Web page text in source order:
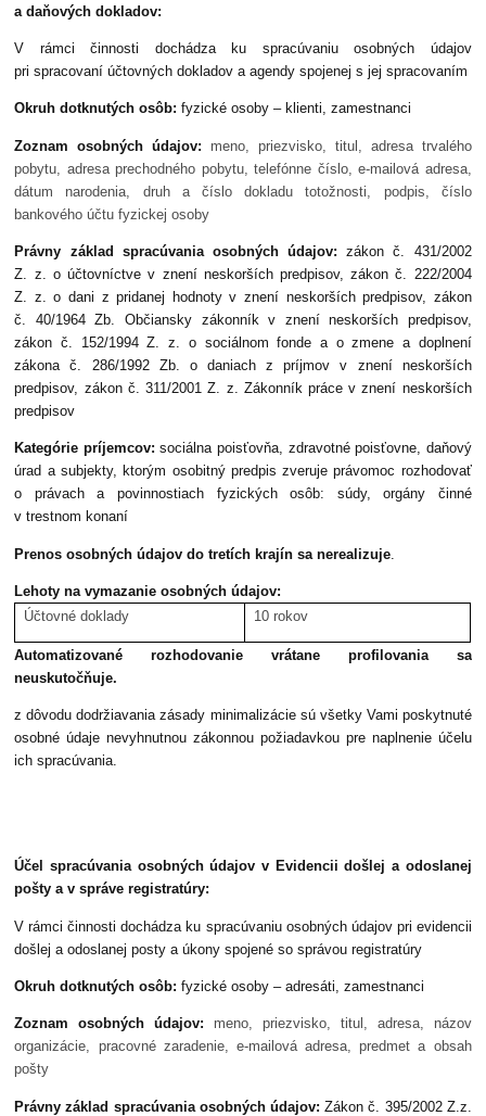
a daňových dokladov:
V rámci činnosti dochádza ku spracúvaniu osobných údajov
pri spracovaní účtovných dokladov a agendy spojenej s jej spracovaním
Okruh dotknutých osôb:fyzické osoby – klienti, zamestnanci
Zoznam osobných údajov: meno, priezvisko, titul, adresa trvalého
pobytu, adresa prechodného pobytu, telefónne číslo, e-mailová adresa,
dátum narodenia, druh a číslo dokladu totožnosti, podpis, číslo
bankového účtu fyzickej osoby
Právny základ spracúvania osobných údajov:zákon č. 431/2002
Z. z. o účtovníctve v znení neskorších predpisov, zákon č. 222/2004
Z. z. o dani z pridanej hodnoty v znení neskorších predpisov, zákon
č. 40/1964 Zb. Občiansky zákonník v znení neskorších predpisov,
zákon č. 152/1994 Z. z. o sociálnom fonde a o zmene a doplnení
zákona č. 286/1992 Zb. o daniach z príjmov v znení neskorších
predpisov, zákon č. 311/2001 Z. z. Zákonník práce v znení neskorších
predpisov
Kategórie príjemcov: sociálna poisťovňa, zdravotné poisťovne, daňový
úrad a subjekty, ktorým osobitný predpis zveruje právomoc rozhodovať
o právach a povinnostiach fyzických osôb: súdy, orgány činné
v trestnom konaní
Prenos osobných údajov do tretích krajín sa nerealizuje
Lehoty na vymazanie osobných údajov:
Účtovné doklady
10 rokov
Automatizované rozhodovanie vrátane profilovania sa
neuskutočňuje.
z dôvodu dodržiavania zásady minimalizácie sú všetky Vami poskytnuté
osobné údaje nevyhnutnou zákonnou požiadavkou pre naplnenie účelu
ich spracúvania.
Účel spracúvania osobných údajov v Evidencii došlej a odoslanej
pošty a v správe registratúry:
V rámci činnosti dochádza ku spracúvaniu osobných údajov pri evidencii
došlej a odoslanej posty a úkony spojené so správou registratúry
Okruh dotknutých osôb:fyzické osoby – adresáti, zamestnanci
Zoznam osobných údajov: meno, priezvisko, titul, adresa, názov
organizácie, pracovné zaradenie, e-mailová adresa, predmet a obsah
pošty
Právny základ spracúvania osobných údajov:Zákon č. 395/2002 Z.z.